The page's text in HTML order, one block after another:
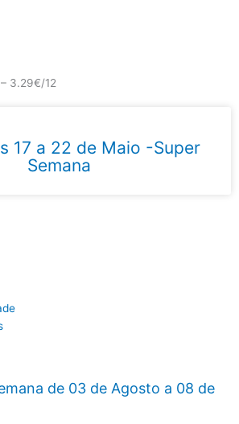
3.29€/12
17 a 22 de Maio -Super
Semana
de 03 de Agosto a 08 de